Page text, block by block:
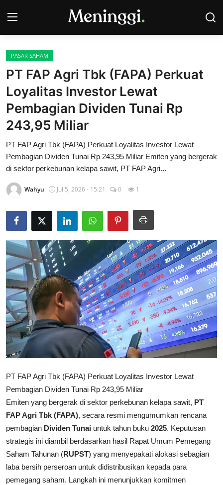
Contact
Pasar Saham
Bisnis
Korporasi
Kripto
Obligasi & Reksadana
PASAR SAHAM
PT FAP Agri Tbk (FAPA) Perkuat
Loyalitas Investor Lewat
Pembagian Dividen Tunai Rp
243,95 Miliar
PT FAP Agri Tbk (FAPA) Perkuat Loyalitas Investor Lewat
Pembagian Dividen Tunai Rp 243,95 Miliar Emiten yang bergerak
di sektor perkebunan kelapa sawit, PT FAP Agri...
Wahyu Jul 5, 2026 - 15:21 0 1
PT FAP Agri Tbk (FAPA) Perkuat Loyalitas Investor Lewat
Pembagian Dividen Tunai Rp 243,95 Miliar
Emiten yang bergerak di sektor perkebunan kelapa sawit, PT
FAP Agri Tbk (FAPA), secara resmi mengumumkan rencana
pembagian Dividen Tunai untuk tahun buku 2025. Keputusan
strategis ini diambil berdasarkan hasil Rapat Umum Pemegang
Saham Tahunan (RUPST) yang menyepakati alokasi sebagian
laba bersih perseroan untuk didistribusikan kepada para
pemegang saham. Langkah ini menunjukkan komitmen